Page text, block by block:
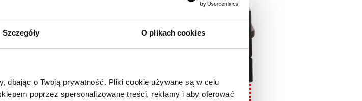
Szczegóły O plikach cookies
dbając o Twoją prywatność. Pliki cookie używane są w celu
poprzez spersonalizowane treści, reklamy i aby oferować